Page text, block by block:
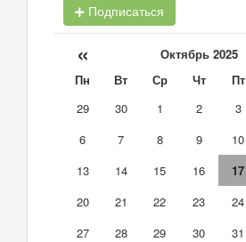
Подписаться
« Октябрь 2025
Пн Вт Ср Чт Пт
29
30 1 2 3
6
7 8 9 10
13
14 15 16 17
20
21 22 23 24
27
28 29 30 31